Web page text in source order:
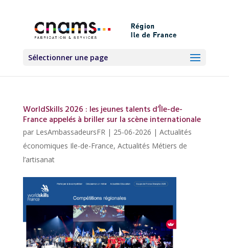
Sélectionner une page
WorldSkills 2026 : les jeunes talents d’Île-de-
France appelés à briller sur la scène internationale
par LesAmbassadeursFR| 25-06-2026 | Actualités
économiques Ile-de-France, Actualités Métiers de
l’artisanat